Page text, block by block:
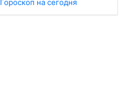
Гороскоп на сегодня